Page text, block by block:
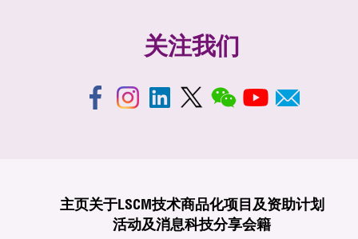
关注我们
主页关于LSCM技术商品化项目及资助计划
活动及消息科技分享会籍